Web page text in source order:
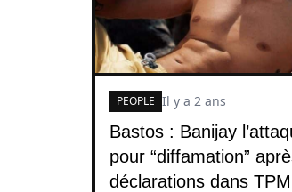
Bastos : Banijay
pour “diffamation”
déclarations dans
PEOPLE Il y a 2 ans